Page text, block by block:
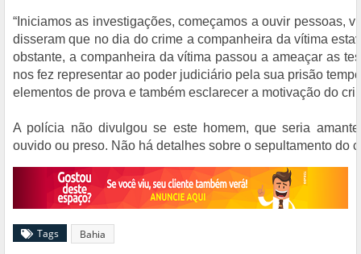
“Iniciamos as investigações, começamos a ouvir pessoas,
disseram que no dia do crime a companheira da vítima
obstante, a companheira da vítima passou a ameaçar as
nos fez representar ao poder judiciário pela sua prisão
elementos de prova e também esclarecer a motivação do
A polícia não divulgou se este homem, que seria
ouvido ou preso. Não há detalhes sobre o sepultamento do
Tags Bahia